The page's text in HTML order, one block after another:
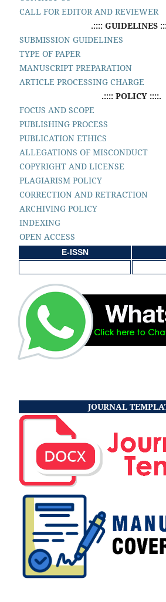
CALL FOR EDITOR AND REVIEWER
.:::: GUIDELINES
SUBMISSION GUIDELINES
TYPE OF PAPER
MANUSCRIPT PREPARATION
ARTICLE PROCESSING CHARGE
.:::: POLICY ::::.
FOCUS AND SCOPE
PUBLISHING PROCESS
PUBLICATION ETHICS
ALLEGATIONS OF MISCONDUCT
COPYRIGHT AND LICENSE
PLAGIARISM POLICY
CORRECTION AND RETRACTION
ARCHIVING POLICY
INDEXING
OPEN ACCESS
E-ISSN
JOURNAL